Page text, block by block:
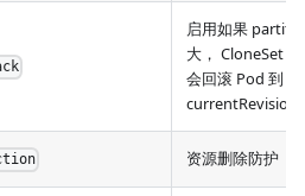
启用如果
大， CloneSet
会回滚 Pod 到
currentRevision
资源删除防护